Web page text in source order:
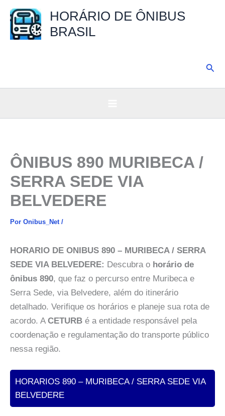
para
HORÁRIO DE ÔNIBUS
BRASIL
ÔNIBUS 890 MURIBECA /
SERRA SEDE VIA
BELVEDERE
Por Onibus_Net /
HORARIO DE ONIBUS 890 – MURIBECA / SERRA
SEDE VIA BELVEDERE: Descubra o horário de
ônibus 890, que faz o percurso entre Muribeca e
Serra Sede, via Belvedere, além do itinerário
detalhado. Verifique os horários e planeje sua rota de
acordo. A CETURB é a entidade responsável pela
coordenação e regulamentação do transporte público
nessa região.
HORARIOS 890 – MURIBECA / SERRA SEDE VIA
BELVEDERE